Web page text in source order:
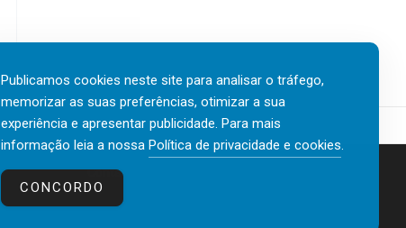
Contactos
Publicamos cookies neste site para analisar o tráfego,
memorizar as suas preferências, otimizar a sua
experiência e apresentar publicidade. Para mais
informação leia a nossa Política de privacidade e cookies.
CONCORDO